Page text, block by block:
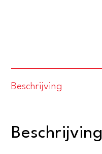
Beschrijving
Beschrijving